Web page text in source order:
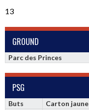
13
GROUND
Parc des Princes
PSG
Buts Carton jaune